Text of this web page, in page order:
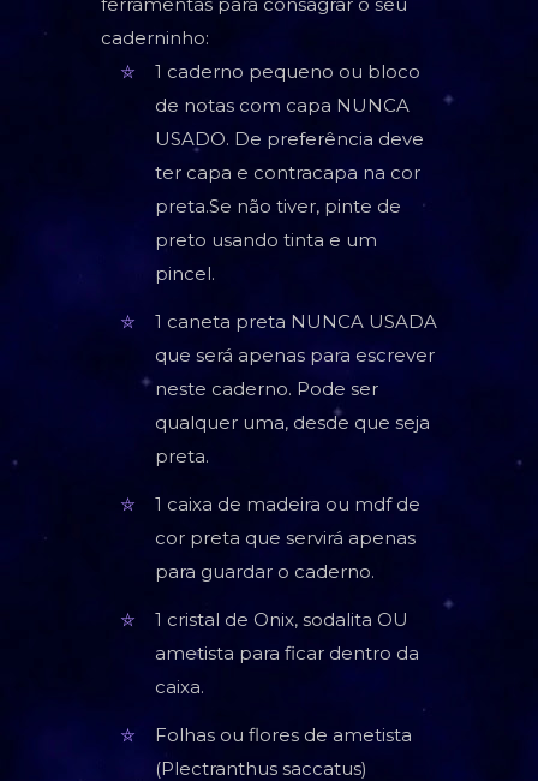
caderninho:
1 caderno pequeno ou bloco
de notas com capa NUNCA
USADO. De preferência deve
ter capa e contracapa na cor
preta.Se não tiver, pinte de
preto usando tinta e um
pincel.
1 caneta preta NUNCA USADA
que será apenas para escrever
neste caderno. Pode ser
qualquer uma, desde que seja
preta.
1 caixa de madeira ou mdf de
cor preta que servirá apenas
para guardar o caderno.
1 cristal de Onix, sodalita OU
ametista para ficar dentro da
caixa.
Folhas ou flores de ametista
(Plectranthus saccatus)